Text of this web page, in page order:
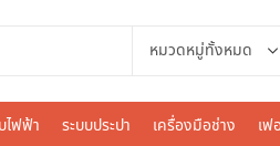
ไฟฟ้า ระบบประปา เครื่องมือช่าง เฟ